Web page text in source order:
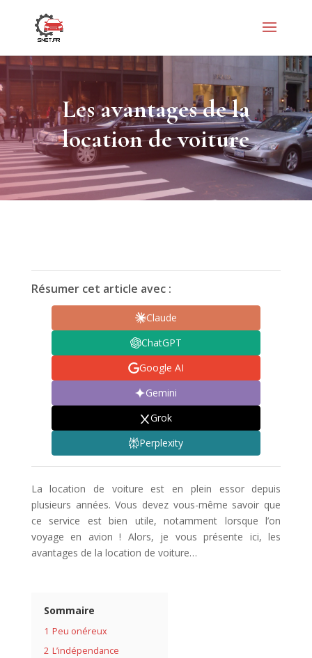
Les avantages de la
location de voiture
Résumer cet article avec :
Claude
ChatGPT
Google AI
Gemini
Grok
Perplexity
La location de voiture est en plein essor depuis
plusieurs années. Vous devez vous-même savoir que
ce service est bien utile, notamment lorsque l’on
voyage en avion ! Alors, je vous présente ici, les
avantages de la location de voiture…
Sommaire
1 Peu onéreux
2 L’indépendance